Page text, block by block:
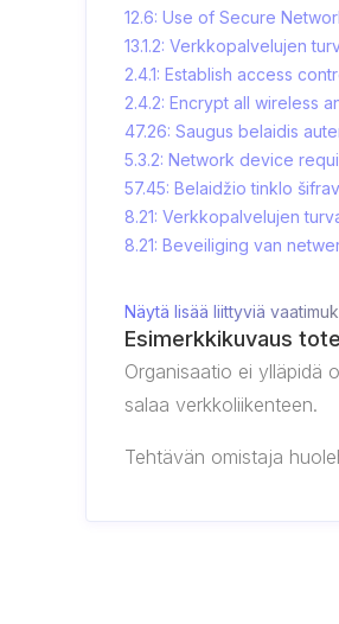
12.6: Use of Secure
13.1.2: Verkkopalvelujen
2.4.1: Establish access
2.4.2: Encrypt all wireless
47.26: Saugus belaidis
5.3.2: Network device
57.45: Belaidžio tinklo
8.21: Verkkopalvelujen
8.21: Beveiliging van
Näytä lisää liittyviä
Esimerkkikuvaus
Organisaatio ei ylläpidä
salaa verkkoliikenteen.
Tehtävän omistaja